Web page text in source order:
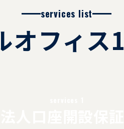
services list
オフィス1